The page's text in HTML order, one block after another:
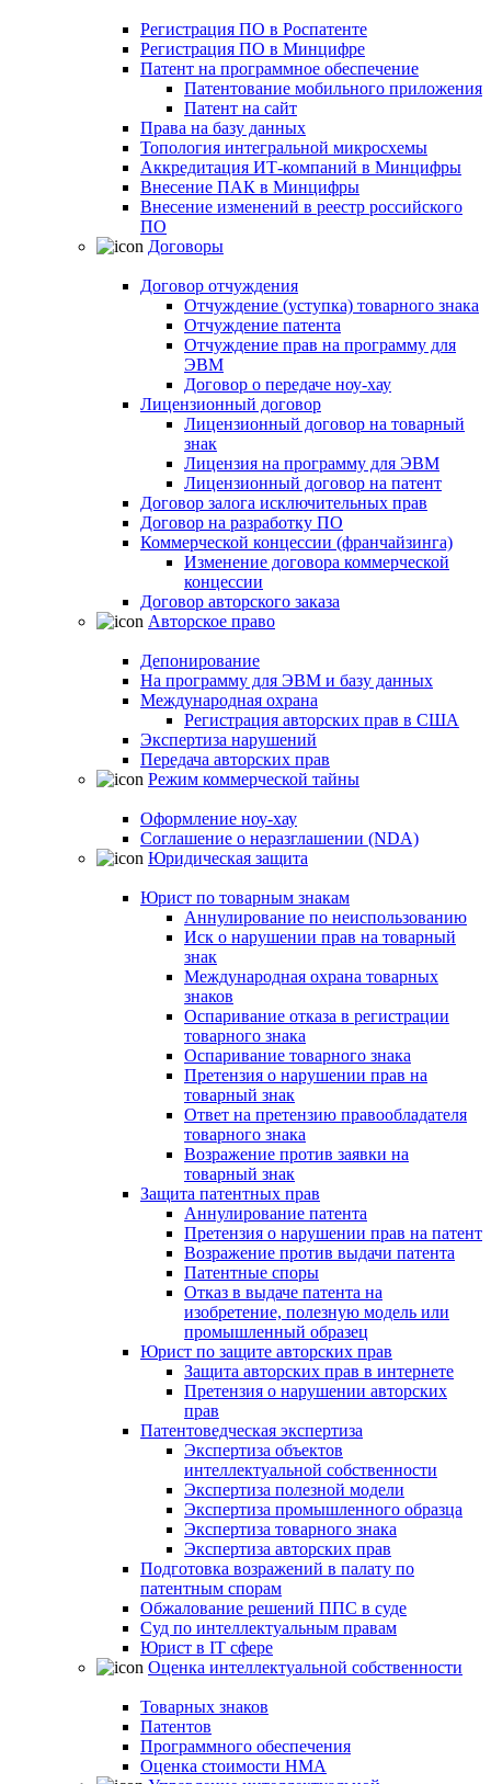
Регистрация ПО в Роспатенте
Регистрация ПО в Минцифре
Патент на программное обеспечение
Патентование мобильного приложения
Патент на сайт
Права на базу данных
Топология интегральной микросхемы
Аккредитация ИТ-компаний в Минцифры
Внесение ПАК в Минцифры
Внесение изменений в реестр российского
ПО
Договоры
Договор отчуждения
Отчуждение (уступка) товарного знака
Отчуждение патента
Отчуждение прав на программу для
ЭВМ
Договор о передаче ноу-хау
Лицензионный договор
Лицензионный договор на товарный
знак
Лицензия на программу для ЭВМ
Лицензионный договор на патент
Договор залога исключительных прав
Договор на разработку ПО
Коммерческой концессии (франчайзинга)
Изменение договора коммерческой
концессии
Договор авторского заказа
Авторское право
Депонирование
На программу для ЭВМ и базу данных
Международная охрана
Регистрация авторских прав в США
Экспертиза нарушений
Передача авторских прав
Режим коммерческой тайны
Оформление ноу-хау
Соглашение о неразглашении (NDA)
Юридическая защита
Юрист по товарным знакам
Аннулирование по неиспользованию
Иск о нарушении прав на товарный
знак
Международная охрана товарных
знаков
Оспаривание отказа в регистрации
товарного знака
Оспаривание товарного знака
Претензия о нарушении прав на
товарный знак
Ответ на претензию правообладателя
товарного знака
Возражение против заявки на
товарный знак
Защита патентных прав
Аннулирование патента
Претензия о нарушении прав на патент
Возражение против выдачи патента
Патентные споры
Отказ в выдаче патента на
изобретение, полезную модель или
промышленный образец
Юрист по защите авторских прав
Защита авторских прав в интернете
Претензия о нарушении авторских
прав
Патентоведческая экспертиза
Экспертиза объектов
интеллектуальной собственности
Экспертиза полезной модели
Экспертиза промышленного образца
Экспертиза товарного знака
Экспертиза авторских прав
Подготовка возражений в палату по
патентным спорам
Обжалование решений ППС в суде
Суд по интеллектуальным правам
Юрист в IT сфере
Оценка интеллектуальной собственности
Товарных знаков
Патентов
Программного обеспечения
Оценка стоимости НМА